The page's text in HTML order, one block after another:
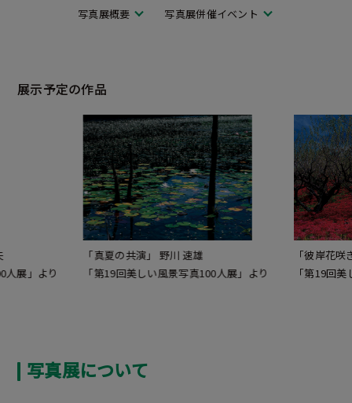
写真展概要 写真展併催イベント
展示予定の作品
人展」より
「真夏の共演」 野川 速雄
「第19回美しい風景写真100人展」より
「彼岸花
「第19回
写真展について